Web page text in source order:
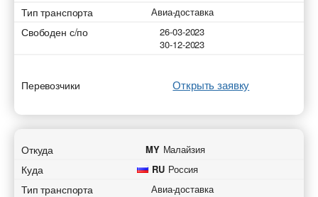
Тип транспорта Авиа-доставка
Свободен с/по
26-03-2023
30-12-2023
Перевозчики Открыть заявку
Откуда MY Малайзия
Куда RU Россия
Тип транспорта Авиа-доставка